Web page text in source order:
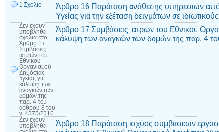
1 Σχόλιο
Άρθρο 16 Παράταση ανάθεσης υπηρεσιών
Υγείας για την εξέταση δειγμάτων σε
Δεν έχουν
υποβληθεί
σχόλια στο
Άρθρο 17
Συμβάσεις
ιατρών του
Εθνικού
Οργανισμού
Δημόσιας
Υγείας για
κάλυψη των
αναγκών των
δομών της
παρ. 4 του
άρθρου 8 του
ν. 4375/2016
Άρθρο 17 Συμβάσεις ιατρών του Εθνικού
κάλυψη των αναγκών των δομών της παρ. 4
Δεν έχουν
υποβληθεί
Άρθρο 18 Παράταση ισχύος συμβάσεων